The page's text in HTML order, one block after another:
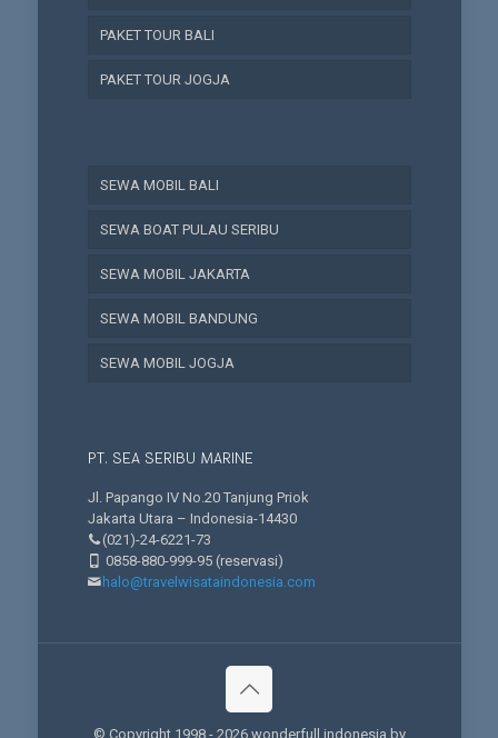
PAKET TOUR BALI
PAKET TOUR JOGJA
SEWA MOBIL BALI
SEWA BOAT PULAU SERIBU
SEWA MOBIL JAKARTA
SEWA MOBIL BANDUNG
SEWA MOBIL JOGJA
PT. SEA SERIBU MARINE
Jl. Papango IV No.20 Tanjung Priok
Jakarta Utara – Indonesia-14430
(021)-24-6221-73
0858-880-999-95(reservasi)
halo@travelwisataindonesia.com
© Copyright 1998 - 2026 wonderfull indonesia by